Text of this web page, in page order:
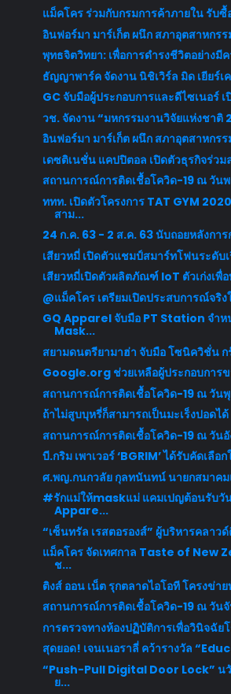
แม็คโคร ร่วมกับกรมการค้าภายใน รับ
อินฟอร์มา มาร์เก็ต ผนึก สภาอุตสาหกร
พุทธจิตวิทยา: เพื่อการดำรงชีวิตอย่างมี
ธัญญาพาร์ค จัดงาน นิชิเวิร์ล มิด เยียร์เ
GC จับมือผู้ประกอบการและดีไซเนอร์
วช. จัดงาน “มหกรรมงานวิจัยแห่งชาติ
อินฟอร์มา มาร์เก็ต ผนึก สภาอุตสาหกร
เดซติเนชั่น แคปปิตอล เปิดตัวธุรกิจร่วม
สถานการณ์การติดเชื้อโควิด-19 ณ วัน
ททท. เปิดตัวโครงการ TAT GYM
สาม...
24 ก.ค. 63 - 2 ส.ค. 63 นับถอยหลังกา
เสียวหมี่ เปิดตัวแชมป์สมาร์ทโฟนระดับ
เสียวหมี่เปิดตัวผลิตภัณฑ์ IoT ตัวเก่งเพื่
@แม็คโคร เตรียมเปิดประสบการณ์จริง
GQ Apparel จับมือ PT Station จำ
Mask...
สยามดนตรียามาฮ่า จับมือ โซนิควิชั่น ก
Google.org ช่วยเหลือผู้ประกอบการ
สถานการณ์การติดเชื้อโควิด-19 ณ วันพุ
ถ้าไม่สูบบุหรี่ก็สามารถเป็นมะเร็งปอดได้
สถานการณ์การติดเชื้อโควิด-19 ณ วันอั
บี.กริม เพาเวอร์ ‘BGRIM’ ได้รับคัดเลือ
ศ.พญ.กนกวลัย กุลทนันทน์ นายกสมาคม
#รักแม่ให้maskแม่ แคมเปญต้อนรับวั
Appare...
“เซ็นทรัล เรสตอรองส์” ผู้บริหารคลาว
แม็คโคร จัดเทศกาล Taste of New
ช...
ติงส์ ออน เน็ต รุกตลาดไอโอที โครงข่า
สถานการณ์การติดเชื้อโควิด-19 ณ วันจั
การตรวจทางห้องปฏิบัติการเพื่อวินิจฉัย
สุดยอด! เจนเนอราลี่ คว้ารางวัล
“Push-Pull Digital Door Lock” น
ย...